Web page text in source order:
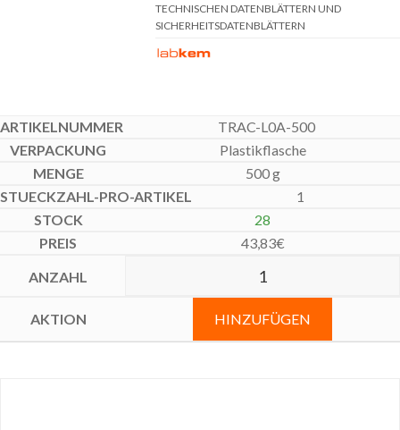
TECHNISCHEN DATENBLÄTTERN UND
SICHERHEITSDATENBLÄTTERN
TRAC-L0A-500
Plastikflasche
500 g
1
28
43,83€
HINZUFÜGEN